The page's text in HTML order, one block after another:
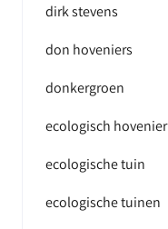
dirk stevens
don hoveniers
donkergroen
ecologisch hovenier
ecologische tuin
ecologische tuinen